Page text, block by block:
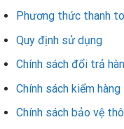
Phương thức thanh
Quy định sử dụng
Chính sách đổi trả
Chính sách kiểm hàng
Chính sách bảo vệ